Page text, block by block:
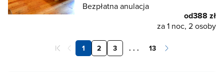
Bezpłatna anulacja
od388 zł
za 1 noc, 2 osoby
1 2 3 . . . 13